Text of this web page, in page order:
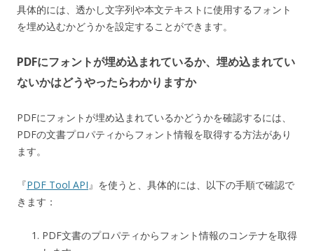
具体的には、透かし文字列や本文テキストに使用するフォント
を埋め込むかどうかを設定することができます。
PDFにフォントが埋め込まれているか、埋め込まれてい
ないかはどうやったらわかりますか
PDFにフォントが埋め込まれているかどうかを確認するには、
PDFの文書プロパティからフォント情報を取得する方法があり
ます。
『PDF Tool API 』を使うと、具体的には、以下の手順で確認で
きます：
PDF文書のプロパティからフォント情報のコンテナを取得